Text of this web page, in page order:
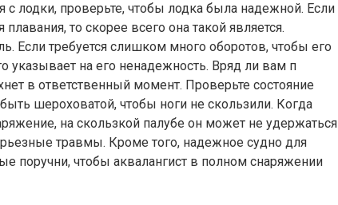
с лодки, проверьте, чтобы лодка была надежной. Если
то скорее всего она такой является.
Если требуется слишком много оборотов, чтобы его
указывает на его ненадежность. Вряд ли вам п
в ответственный момент. Проверьте состояние
шероховатой, чтобы ноги не скользили. Когда
на скользкой палубе он может не удержаться
травмы. Кроме того, надежное судно для
поручни, чтобы аквалангист в полном снаряжении